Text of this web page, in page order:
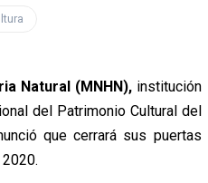
Natural (MNHN),institución
del Patrimonio Cultural del
que cerrará sus puertas